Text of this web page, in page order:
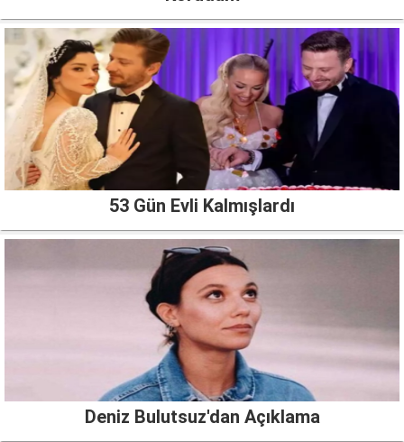
53 Gün Evli Kalmışlardı
Deniz Bulutsuz'dan Açıklama